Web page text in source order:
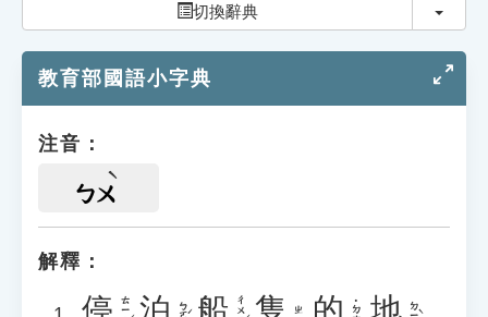
切換辭典 切換
教育部國語小字典
注音：
ㄅㄨ
解釋：
停 泊 ㄅㄛˊ 船 隻 ㄓ 的 ˙ㄉㄜ 地 ㄉㄧˋ